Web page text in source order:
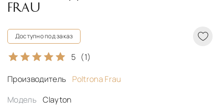
FRAU
Доступно под заказ
5 (1)
Производитель
Poltrona Frau
Модель
Clayton